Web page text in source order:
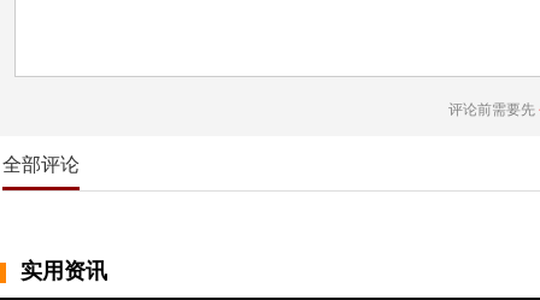
评论前需要先
全部评论
实用资讯